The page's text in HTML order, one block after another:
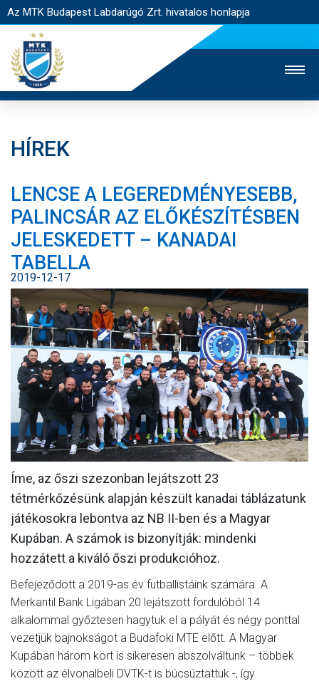
Az MTK Budapest Labdarúgó Zrt. hivatalos honlapja
JEGYÉRTÉKESÍTÉS
WEBSHOP
STADION
EGYESÜLET
KAPCSOLAT
HÍREK
CSAPATOK
MÉRKŐZÉSEK
KLUB
GALÉRIA
SZURKOLÓI ÉLMÉNYEK
AKKREDITÁCIÓ
HÍREK
LENCSE A LEGEREDMÉNYESEBB,
PALINCSÁR AZ ELŐKÉSZÍTÉSBEN
JELESKEDETT – KANADAI
TABELLA
2019-12-17
Íme, az őszi szezonban lejátszott 23
tétmérkőzésünk alapján készült kanadai táblázatunk
játékosokra lebontva az NB II-ben és a Magyar
Kupában. A számok is bizonyítják: mindenki
hozzátett a kiváló őszi produkcióhoz.
Befejeződött a 2019-as év futballistáink számára. A
Merkantil Bank Ligában 20 lejátszott fordulóból 14
alkalommal győztesen hagytuk el a pályát és négy ponttal
vezetjük bajnokságot a Budafoki MTE előtt. A Magyar
Kupában három kört is sikeresen abszolváltunk – többek
között az élvonalbeli DVTK-t is búcsúztattuk -, így